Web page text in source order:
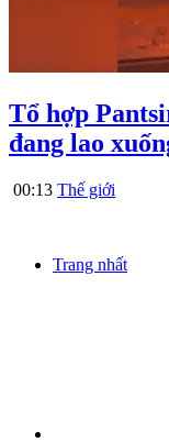
Tổ hợp
đang lao
00:13 Thế giới
Trang nhất